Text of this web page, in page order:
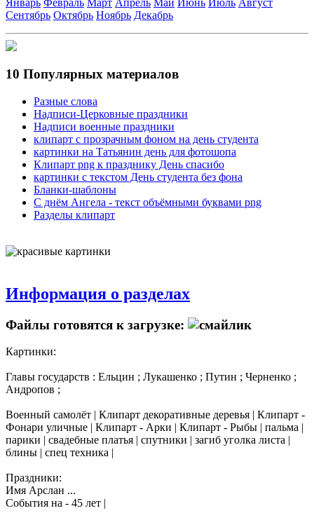
Сентябрь Октябрь Ноябрь Декабрь
10 Популярных материалов
Разные слова
Надписи-Церковные праздники
Надписи военные праздники
клипарт с прозрачным фоном на день студента
картинки на Татьянин день для фотошопа
Клипарт png к празднику День спасибо
картинки с текстом День студента без фона
Бланки-шаблоны
С днём Ангела - текст объёмными буквами png
Разделы клипарт
Информация о разделах
Файлы готовятся к загрузке:
Картинки:
Главы государств : Ельцин ; Лукашенко ; Путин ; Черненко ;
Андропов ;
Военный самолёт | Клипарт декоративные деревья | Клипарт -
Фонари уличные | Клипарт - Арки | Клипарт - Рыбы | пальма |
парики | свадебные платья | спутники | загиб уголка листа |
блины | спец техника |
Праздники:
Имя Арслан ...
События на - 45 лет |